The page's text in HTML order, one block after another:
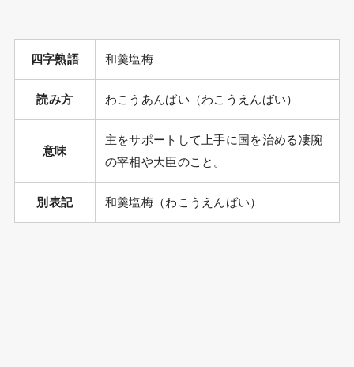
四字熟語 和羹塩梅
読み方 わこうあんばい（わこうえんばい）
意味
主をサポートして上手に国を治める凄腕
の宰相や大臣のこと。
別表記 和羹塩梅（わこうえんばい）